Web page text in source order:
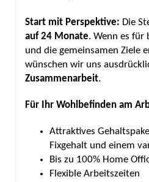
Start mit Perspektive: Die
auf 24 Monate. Wenn es für
und die gemeinsamen Ziele
wünschen wir uns
Zusammenarbeit.
Für Ihr Wohlbefinden am
Attraktives
Fixgehalt und einem
Bis zu 100% Home
Flexible Arbeitszeiten